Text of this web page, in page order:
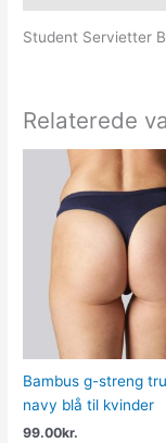
Student Servietter
Relaterede
Bambus g-streng
navy blå til kvinder
99.00kr.